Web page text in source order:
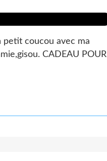
petit coucou avec ma
CADEAU POUR